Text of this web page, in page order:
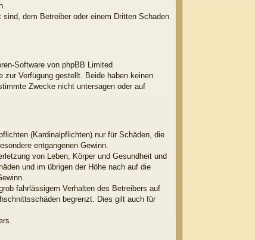
dem Betreiber oder einem Dritten Schaden
Software von phpBB Limited
zur Verfügung gestellt. Beide haben keinen
Zwecke nicht untersagen oder auf
(Kardinalpflichten) nur für Schäden, die
entgangenen Gewinn.
von Leben, Körper und Gesundheit und
und im übrigen der Höhe nach auf die
fahrlässigem Verhalten des Betreibers auf
begrenzt. Dies gilt auch für